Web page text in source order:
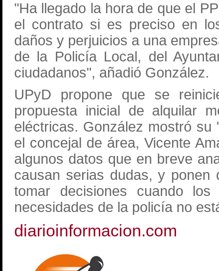
"Ha llegado la hora de que el
el contrato si es preciso en
daños y perjuicios a una
de la Policía Local, del
ciudadanos", añadió González.
UPyD propone que se
propuesta inicial de alquilar
eléctricas. González mostró
el concejal de área, Vicente
algunos datos que en breve
causan serias dudas, y
tomar decisiones cuando
necesidades de la policía no
diarioinformacion.com